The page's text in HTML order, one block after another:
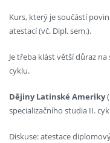
Kurs, který je součástí
atestací (vč. Dipl. sem.).
Je třeba klást větší důraz
cyklu.
Dějiny Latinské Ameriky
specializačního studia II.
Diskuse: atestace